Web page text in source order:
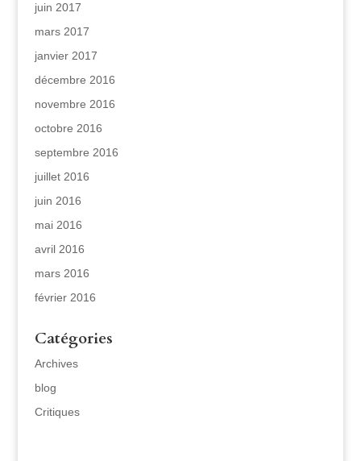
juin 2017
mars 2017
janvier 2017
décembre 2016
novembre 2016
octobre 2016
septembre 2016
juillet 2016
juin 2016
mai 2016
avril 2016
mars 2016
février 2016
Catégories
Archives
blog
Critiques